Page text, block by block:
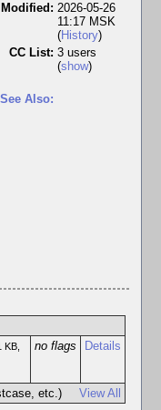
Modified: 2026-05-26
11:17 MSK
(History)
CC List: 3 users
(show)
See Also:
KB,
no flags Details
View All
etc.)